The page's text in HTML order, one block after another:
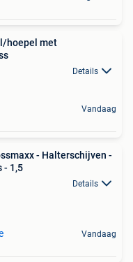
hoepel met
Details
Vandaag
- Halterschijven -
- 1,5
Details
Vandaag